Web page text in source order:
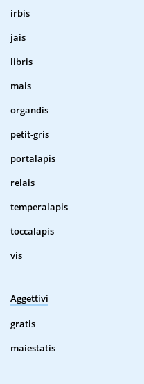
irbis
jais
libris
mais
organdis
petit-gris
portalapis
relais
temperalapis
toccalapis
vis
Aggettivi
gratis
maiestatis